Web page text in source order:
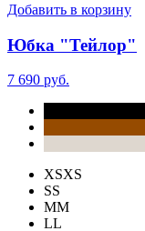
Добавить в корзину
Юбка "Тейлор"
7 690 руб.
XSXS
SS
MM
LL